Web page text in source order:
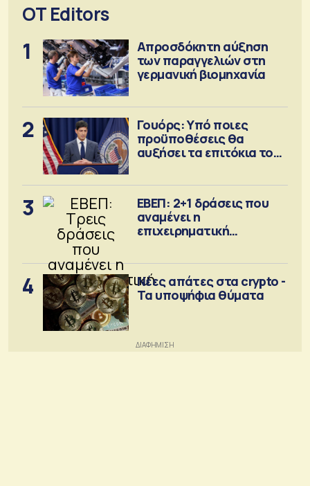
OT Editors
1
Απροσδόκητη αύξηση
των παραγγελιών στη
γερμανική βιομηχανία
2
Γουόρς: Υπό ποιες
προϋποθέσεις θα
αυξήσει τα επιτόκια τον
3
ΕΒΕΠ: 2+1 δράσεις που
αναμένει η
επιχειρηματική
4
Νέες απάτες στα crypto -
Τα υποψήφια θύματα